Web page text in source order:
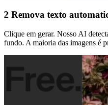
2 Remova texto
Clique em gerar. Nosso AI
fundo. A maioria das imagens é